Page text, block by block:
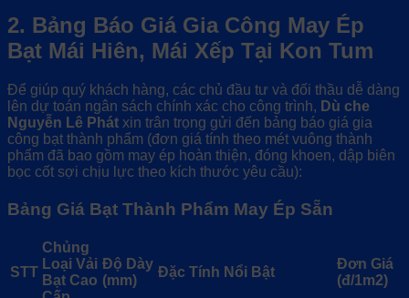
2. Bảng Báo Giá Gia Công May Ép
Bạt Mái Hiên, Mái Xếp Tại Kon Tum
Để giúp quý khách hàng, các chủ đầu tư và đối thầu dễ dàng
lên dự toán ngân sách chính xác cho công trình, Dù che
Nguyễn Lê Phát xin trân trọng gửi đến bảng báo giá gia
công bạt thành phẩm (đơn giá tính theo mét vuông thành
phẩm đã bao gồm may ép hoàn thiện, đóng khoen, dập biên
bọc cốt sợi chịu lực theo kích thước yêu cầu):
Bảng Giá Bạt Thành Phẩm May Ép Sẵn
STT
Chủng
Loại Vải
Bạt Cao
Độ Dày
(mm)
Đặc Tính Nổi Bật
Đơn Giá
(đ/1m2)